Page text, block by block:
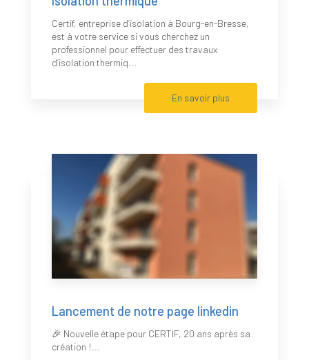
Certif, entreprise d’isolation à Bourg-en-Bresse,
est à votre service si vous cherchez un
professionnel pour effectuer des travaux
d’isolation thermiq...
En savoir plus
Lancement de notre page linkedin
🎉 Nouvelle étape pour CERTIF, 20 ans après sa
création !...